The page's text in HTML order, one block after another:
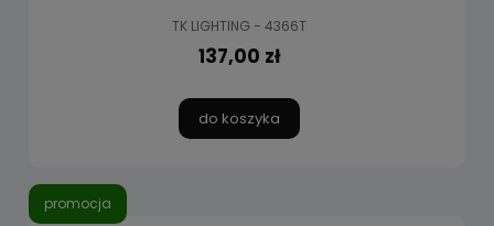
TK LIGHTING - 4366T
137,00 zł
do koszyka
promocja